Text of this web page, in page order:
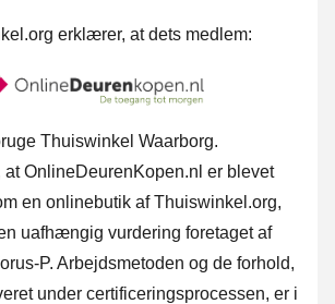
erklærer, at dets medlem:
Thuiswinkel Waarborg.
at OnlineDeurenKopen.nl er blevet
en onlinebutik af Thuiswinkel.org,
uafhængig vurdering foretaget af
P. Arbejdsmetoden og de forhold,
under certificeringsprocessen, er i